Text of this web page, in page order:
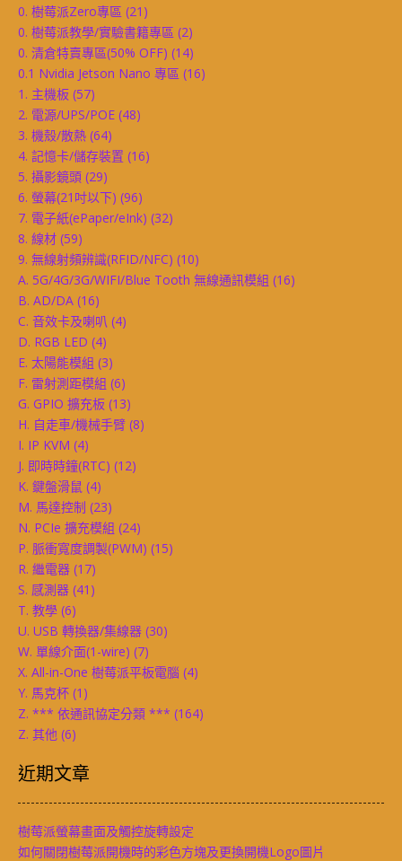
0. 樹莓派Zero專區 (21)
0. 樹莓派教學/實驗書籍專區 (2)
0. 清倉特賣專區(50% OFF) (14)
0.1 Nvidia Jetson Nano 專區 (16)
1. 主機板 (57)
2. 電源/UPS/POE (48)
3. 機殼/散熱 (64)
4. 記憶卡/儲存裝置 (16)
5. 攝影鏡頭 (29)
6. 螢幕(21吋以下) (96)
7. 電子紙(ePaper/eInk) (32)
8. 線材 (59)
9. 無線射頻辨識(RFID/NFC) (10)
A. 5G/4G/3G/WIFI/Blue Tooth 無線通訊模組 (16)
B. AD/DA (16)
C. 音效卡及喇叭 (4)
D. RGB LED (4)
E. 太陽能模組 (3)
F. 雷射測距模組 (6)
G. GPIO 擴充板 (13)
H. 自走車/機械手臂 (8)
I. IP KVM (4)
J. 即時時鐘(RTC) (12)
K. 鍵盤滑鼠 (4)
M. 馬達控制 (23)
N. PCIe 擴充模組 (24)
P. 脈衝寬度調製(PWM) (15)
R. 繼電器 (17)
S. 感測器 (41)
T. 教學 (6)
U. USB 轉換器/集線器 (30)
W. 單線介面(1-wire) (7)
X. All-in-One 樹莓派平板電腦 (4)
Y. 馬克杯 (1)
Z. *** 依通訊協定分類 *** (164)
Z. 其他 (6)
近期文章
樹莓派螢幕畫面及觸控旋轉設定
如何關閉樹莓派開機時的彩色方塊及更換開機Logo圖片